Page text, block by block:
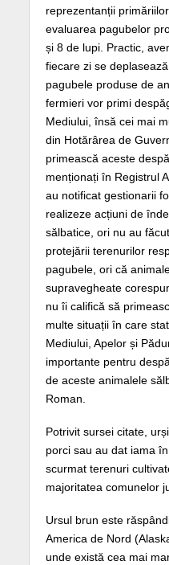
reprezentanții
evaluarea pagubelor
și 8 de lupi. Practic,
fiecare zi se
pagubele produse de
fermieri vor primi
Mediului, însă cei mai
din Hotărârea de
primească aceste
menționați în Registrul
au notificat gestionarii
realizeze acțiuni de
sălbatice, ori nu au
protejării terenurilor
pagubele, ori că
supravegheate
nu îi califică să
multe situații în care
Mediului, Apelor și
importante pentru
de aceste animalele
Roman.
Potrivit sursei citate,
porci sau au dat iama
scurmat terenuri
majoritatea comunelor
Ursul brun este
America de Nord
unde există cea mai